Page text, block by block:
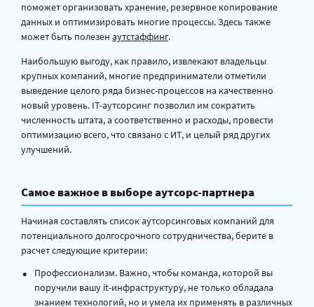
поможет организовать хранение, резервное копирование
данных и оптимизировать многие процессы. Здесь также
может быть полезен аутстаффинг.
Наибольшую выгоду, как правило, извлекают владельцы
крупных компаний, многие предприниматели отметили
выведение целого ряда бизнес-процессов на качественно
новый уровень. IT-аутсорсинг позволил им сократить
численность штата, а соответственно и расходы, провести
оптимизацию всего, что связано с ИТ, и целый ряд других
улучшений.
Самое важное в выборе аутсорс-партнера
Начиная составлять список аутсорсинговых компаний для
потенциального долгосрочного сотрудничества, берите в
расчет следующие критерии:
Профессионализм. Важно, чтобы команда, которой вы
поручили вашу it-инфраструктуру, не только обладала
знанием технологий, но и умела их применять в различных